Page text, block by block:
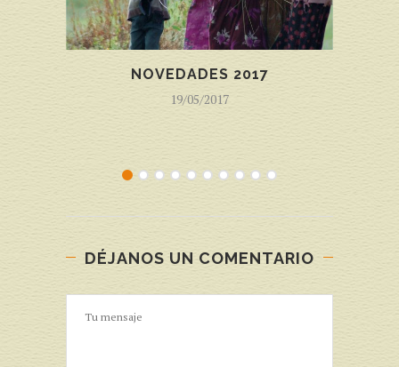
NOVEDADES 2017
19/05/2017
DÉJANOS UN COMENTARIO